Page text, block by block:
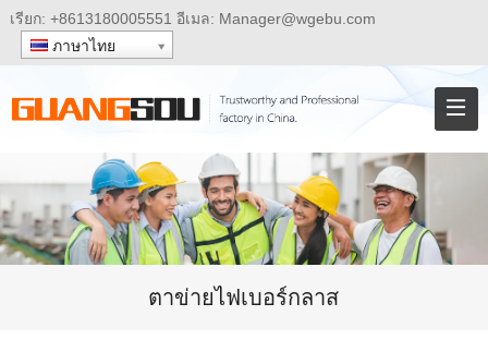
เรียก: +8613180005551 อีเมล: Manager@wgebu.com
ภาษาไทย
ตาข่ายไฟเบอร์กลาส